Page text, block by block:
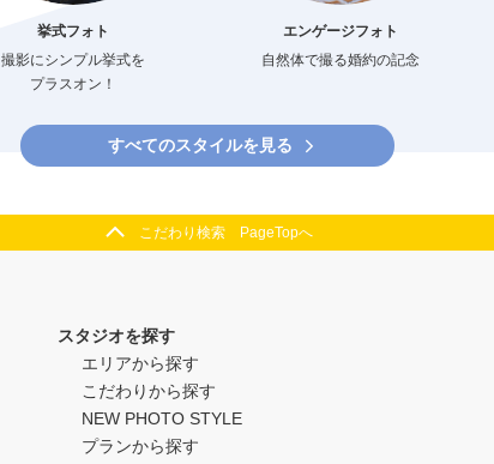
挙式フォト
撮影にシンプル挙式を
プラスオン！
エンゲージフォト
自然体で撮る婚約の記念
すべてのスタイルを見る
こだわり検索 PageTopへ
スタジオを探す
エリアから探す
こだわりから探す
NEW PHOTO STYLE
プランから探す